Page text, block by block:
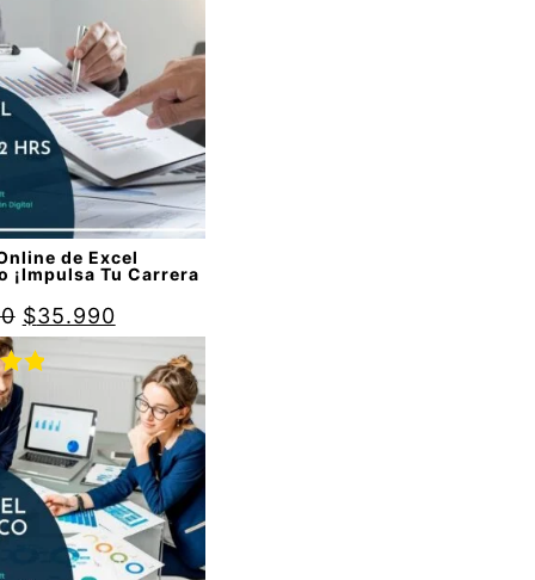
de Excel
¡Impulsa Tu Carrera
$35.990
de